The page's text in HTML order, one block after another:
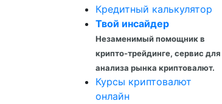
Кредитный калькулятор
Твой инсайдер
Незаменимый помощник в
крипто-трейдинге, сервис для
анализа рынка криптовалют.
Курсы криптовалют
онлайн